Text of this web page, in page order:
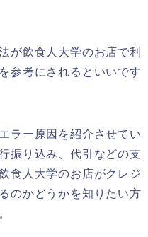
が飲食人大学のお店で利
参考にされるといいです
ラー原因を紹介させてい
振り込み、代引などの支
食人大学のお店がクレジ
のかどうかを知りたい方